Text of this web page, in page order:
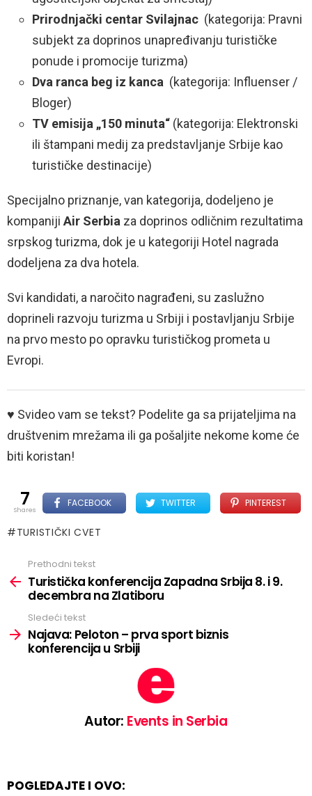
Prirodnjački centar Svilajnac (kategorija: Pravni
subjekt za doprinos unapređivanju turističke
ponude i promocije turizma)
Dva ranca beg iz kanca (kategorija: Influenser /
Bloger)
TV emisija „150 minuta“ (kategorija: Elektronski
ili štampani medij za predstavljanje Srbije kao
turističke destinacije)
Specijalno priznanje, van kategorija, dodeljeno je
kompaniji Air Serbia za doprinos odličnim rezultatima
srpskog turizma, dok je u kategoriji Hotel nagrada
dodeljena za dva hotela.
Svi kandidati, a naročito nagrađeni, su zaslužno
doprineli razvoju turizma u Srbiji i postavljanju Srbije
na prvo mesto po opravku turističkog prometa u
Evropi.
♥ Svideo vam se tekst? Podelite ga sa prijateljima na
društvenim mrežama ili ga pošaljite nekome kome će
biti koristan!
7
shares
FACEBOOK TWITTER PINTEREST
TURISTIČKI CVET
more
Prethodni tekst
Turistička konferencija Zapadna Srbija 8. i 9.
decembra na Zlatiboru
Sledeći tekst
Najava: Peloton – prva sport biznis
konferencija u Srbiji
Autor: Events in Serbia
POGLEDAJTE I OVO: